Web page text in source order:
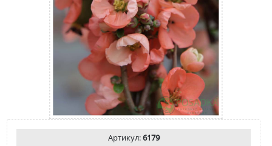
Артикул:6179